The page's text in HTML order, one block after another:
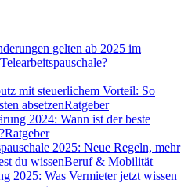
gelten ab 2025 im
mit steuerlichem Vorteil: So
absetzenRatgeber
2024: Wann ist der beste
Ratgeber
2025: Neue Regeln, mehr
du wissenBeruf & Mobilität
2025: Was Vermieter jetzt wissen